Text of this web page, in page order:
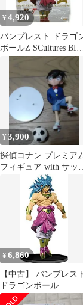
¥ 4,920
バンプレスト ドラゴ
ボールZ SCultures BIG
之三 ブロリー フィギ
¥3,900
探偵コナン プレミア
フィギュア with サッカ
ーボール SEGA
¥6,860
【中古】 バンプレス
ドラゴンボール
SCultures BIG 造形天下